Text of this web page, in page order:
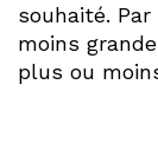
souhaité.
moins
plus ou